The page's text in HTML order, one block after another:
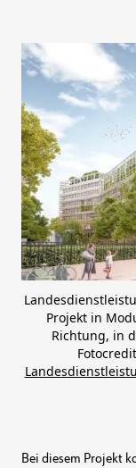
Projekt in
Richtung, in
Bei diesem Projekt